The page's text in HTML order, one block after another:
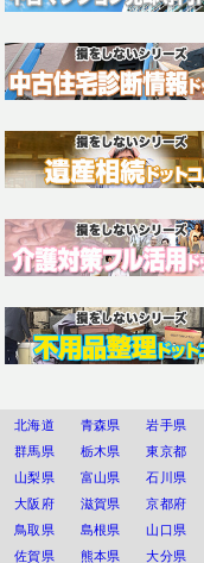
北海道 青森県 岩手県
群馬県
栃木県 東京都
山梨県
富山県 石川県
大阪府
滋賀県 京都府
鳥取県
島根県 山口県
佐賀県
熊本県 大分県